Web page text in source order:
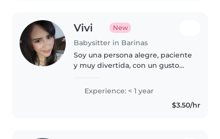
Vivi New
Babysitter in Barinas
Soy una persona alegre, paciente
y muy divertida, con un gusto
acompañarlos en su día a día. Mi
formación como estudiante de
medicina me brinda valiosas..
Experience: < 1 year
$3.50/hr